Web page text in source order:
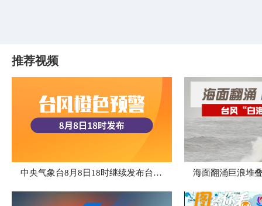
推荐视频
中央气象台8月8日18时继续发布台风橙色预警 海面翻涌巨浪堆